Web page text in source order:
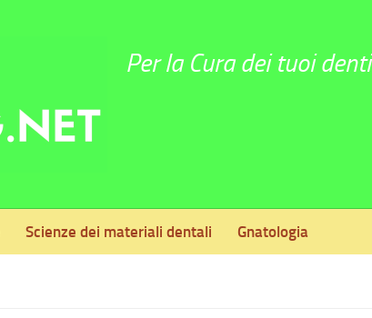
Per la Cura dei tuoi denti
Scienze dei materiali dentali Gnatologia